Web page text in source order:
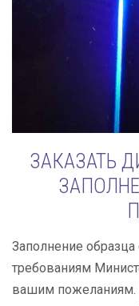
ЗАКАЗАТЬ
Заполнение образца
требованиям
вашим